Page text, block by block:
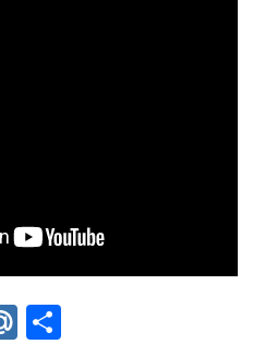
Mail.Ru